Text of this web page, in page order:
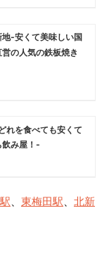
地-安くて美味しい国
の人気の鉄板焼き
れを食べても安くて
飲み屋！-
、 東梅田駅、 北新